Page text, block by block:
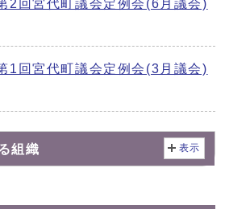
回宮代町議会定例会(6月議会)
回宮代町議会定例会(3月議会)
組織 表示